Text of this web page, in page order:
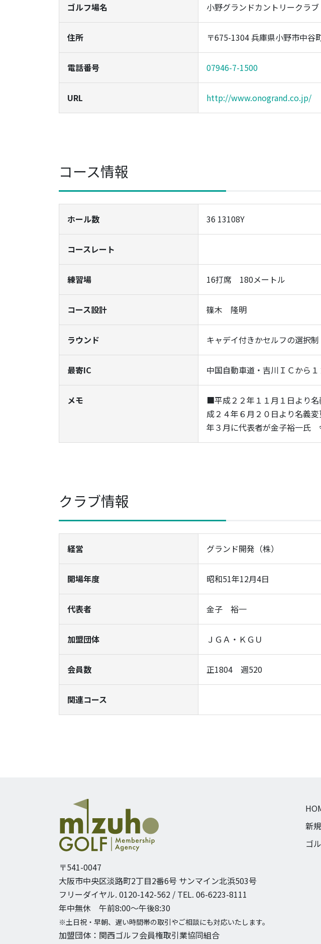
ゴルフ場名 小野グランドカントリークラブ
住所 〒675-1304 兵庫県小野市中谷
電話番号 07946-7-1500
URL http://www.onogrand.co.jp/
コース情報
ホール数 36 13108Y
コースレート
練習場 16打席 180メートル
コース設計 篠木 隆明
ラウンド キャデイ付きかセルフの選択
最寄IC 中国自動車道・吉川ＩＣから
メモ
■平成２２年１１月１日より
成２４年６月２０日より名義
年３月に代表者が金子裕一氏
クラブ情報
経営 グランド開発（株）
開場年度 昭和51年12月4日
代表者 金子 裕一
加盟団体 ＪＧＡ・ＫＧＵ
会員数 正1804 週520
関連コース
〒541-0047
大阪市中央区淡路町2丁目2番6号 サンマイン北浜503号
フリーダイヤル. 0120-142-562 / TEL. 06-6223-8111
年中無休 午前8:00〜午後8:30
※土日祝・早朝、遅い時間帯の取引やご相談にも対応いたします。
加盟団体：関西ゴルフ会員権取引業協同組合
新
ゴ